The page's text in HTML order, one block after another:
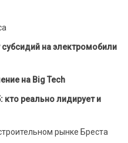
на электромобили
на Big Tech
кто реально лидирует и
рынке Бреста